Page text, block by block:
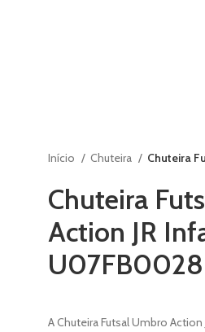
Início Chuteira Chuteira
Chuteira
Action JR
A Chuteira Futsal Umbro